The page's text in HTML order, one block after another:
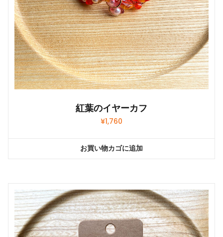
紅葉のイヤーカフ
¥1,760
お買い物カゴに追加